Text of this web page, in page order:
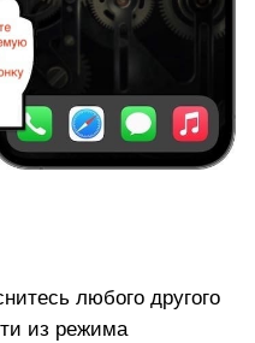
любого другого
из режима